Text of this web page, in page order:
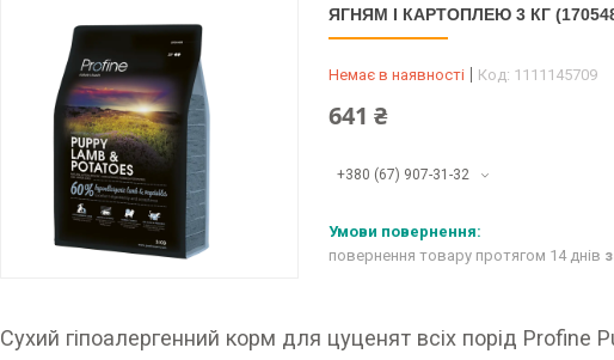
ЯГНЯМ І КАРТОПЛЕЮ 3 КГ
Немає в наявності Код: 1111145709
641 ₴
+380 (67) 907-31-32
повернення товару протягом 14 днів
Сухий гіпоалергенний корм для цуценят всіх порід Profine